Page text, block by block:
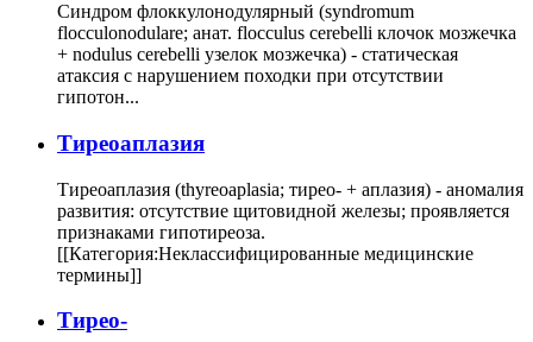
Синдром флоккулонодулярный (syndromum
flocculonodulare; анат. flocculus cerebelli клочок мозжечка
+ nodulus cerebelli узелок мозжечка) - статическая
атаксия с нарушением походки при отсутствии
гипотон...
Тиреоаплазия
Тиреоаплазия (thyreoaplasia; тирео- + аплазия) - аномалия
развития: отсутствие щитовидной железы; проявляется
признаками гипотиреоза.
[[Категория:Неклассифицированные медицинские
термины]]
Тирео-